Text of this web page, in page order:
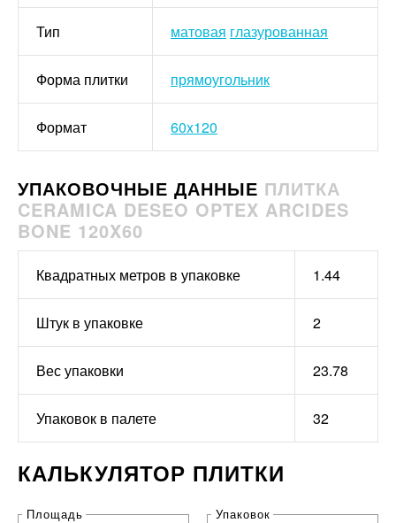
Тип матовая глазурованная
Форма плитки прямоугольник
Формат 60x120
УПАКОВОЧНЫЕ ДАННЫЕ ПЛИТКА
CERAMICA DESEO OPTEX ARCIDES
BONE 120X60
Квадратных метров в упаковке 1.44
Штук в упаковке 2
Вес упаковки 23.78
Упаковок в палете 32
КАЛЬКУЛЯТОР ПЛИТКИ
Площадь Упаковок